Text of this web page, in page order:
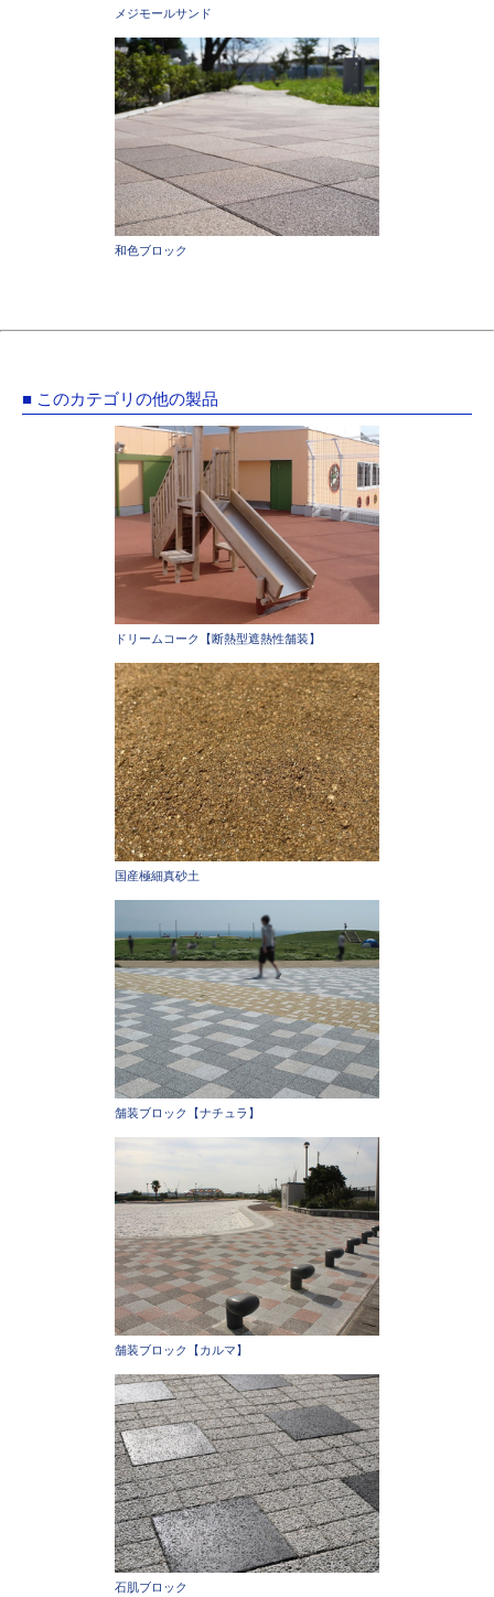
メジモールサンド
和色ブロック
■ このカテゴリの他の製品
ドリームコーク【断熱型遮熱性舗装】
国産極細真砂土
舗装ブロック【ナチュラ】
舗装ブロック【カルマ】
石肌ブロック